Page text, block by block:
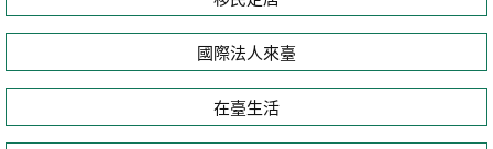
國際法人來臺
在臺生活